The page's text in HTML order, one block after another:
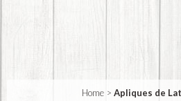
Home> Apliques de